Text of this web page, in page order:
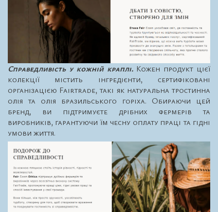
Справедливість у кожній краплі. Кожен продукт цієї
колекції містить інгредієнти, сертифіковані
організацією Fairtrade, такі як натуральна тростинна
олія та олія бразильського горіха. Обираючи цей
бренд, ви підтримуєте дрібних фермерів та
виробників, гарантуючи їм чесну оплату праці та гідні
умови життя.